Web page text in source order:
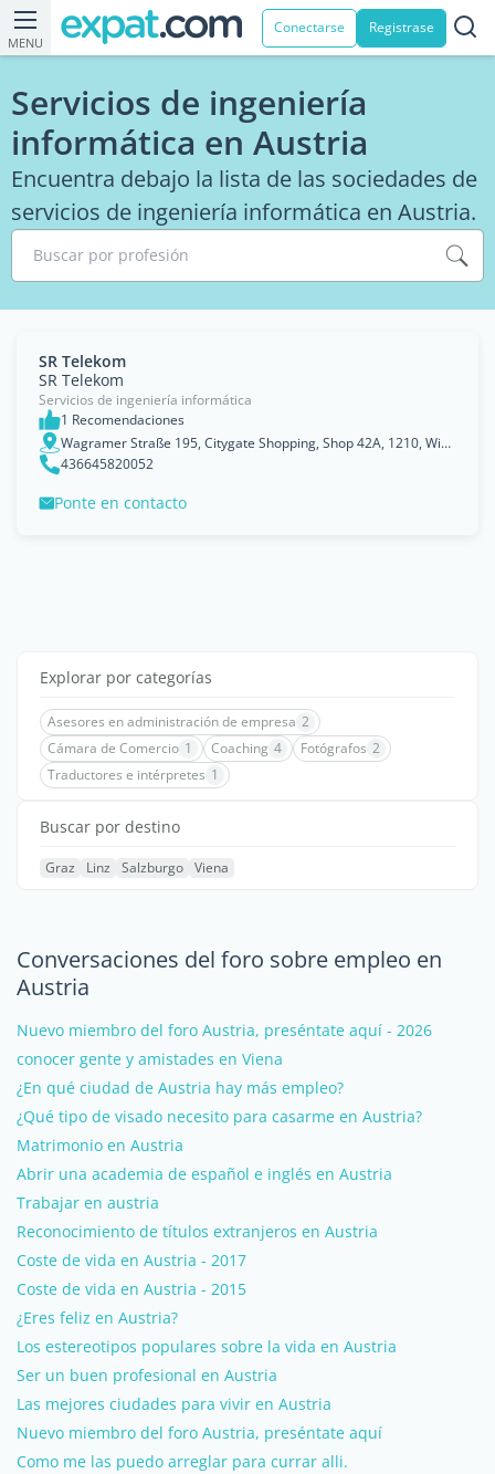
MENU
Conectarse Registrase
Servicios de ingeniería
informática en Austria
Encuentra debajo la lista de las sociedades de
servicios de ingeniería informática en Austria.
Buscar por profesión
SR Telekom
SR Telekom
Servicios de ingeniería informática
1 Recomendaciones
Wagramer Straße 195, Citygate Shopping, Shop 42A, 1210, Wien
436645820052
Ponte en contacto
Explorar por categorías
Asesores en administración de empresa 2
Cámara de Comercio 1 Coaching 4 Fotógrafos 2
Traductores e intérpretes 1
Buscar por destino
Graz Linz Salzburgo Viena
Conversaciones del foro sobre empleo en
Austria
Nuevo miembro del foro Austria, preséntate aquí - 2026
conocer gente y amistades en Viena
¿En qué ciudad de Austria hay más empleo?
¿Qué tipo de visado necesito para casarme en Austria?
Matrimonio en Austria
Abrir una academia de español e inglés en Austria
Trabajar en austria
Reconocimiento de títulos extranjeros en Austria
Coste de vida en Austria - 2017
Coste de vida en Austria - 2015
¿Eres feliz en Austria?
Los estereotipos populares sobre la vida en Austria
Ser un buen profesional en Austria
Las mejores ciudades para vivir en Austria
Nuevo miembro del foro Austria, preséntate aquí
Como me las puedo arreglar para currar alli.